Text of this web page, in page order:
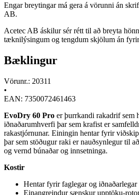
Engar breytingar má gera á vörunni án
AB.
Acetec AB áskilur sér rétt til að breyta
tæknilýsingum og tengdum skjölum án
Bæklingur
Vörunr.: 20311
•
EAN: 7350072461463
EvoDry 60 Pro er þurrkandi rakadrif sem
iðnaðarumhverfi þar sem krafist er
rakastjórnunar. Einingin hentar fyrir
þar sem stöðugur raki er nauðsynlegur til
og vernd búnaðar og innsetninga.
Kostir
Hentar fyrir faglegar og
Einangreindur sænskur upptöku-